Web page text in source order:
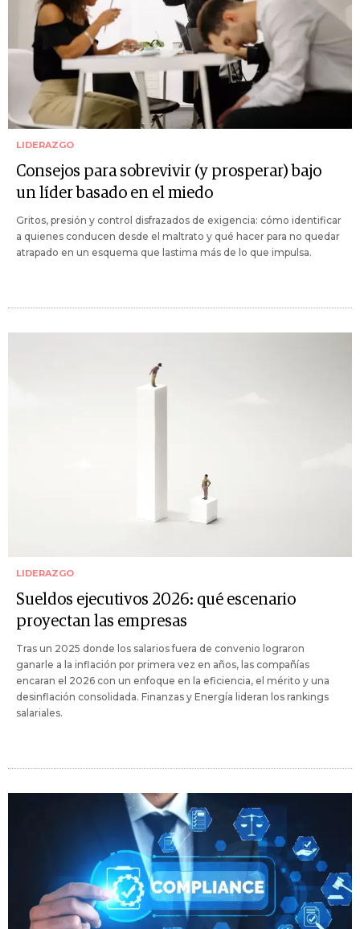
LIDERAZGO
Consejos para sobrevivir (y prosperar) bajo
un líder basado en el miedo
Gritos, presión y control disfrazados de exigencia: cómo identificar
a quienes conducen desde el maltrato y qué hacer para no quedar
atrapado en un esquema que lastima más de lo que impulsa.
LIDERAZGO
Sueldos ejecutivos 2026: qué escenario
proyectan las empresas
Tras un 2025 donde los salarios fuera de convenio lograron
ganarle a la inflación por primera vez en años, las compañías
encaran el 2026 con un enfoque en la eficiencia, el mérito y una
desinflación consolidada. Finanzas y Energía lideran los rankings
salariales.